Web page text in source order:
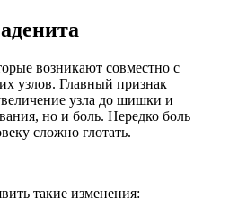
возникают совместно с
узлов. Главный признак
узла до шишки и
но и боль. Нередко боль
сложно глотать.
такие изменения: